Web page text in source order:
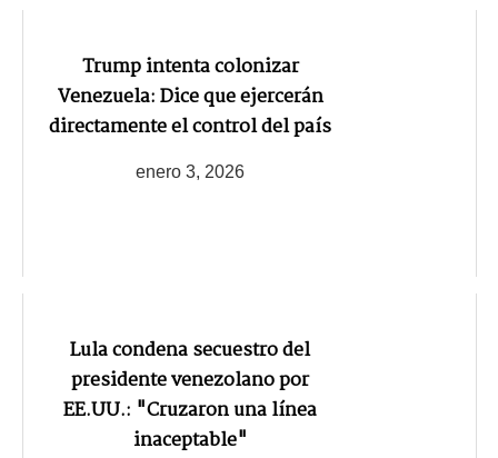
Trump intenta colonizar
Venezuela: Dice que ejercerán
directamente el control del país
enero 3, 2026
Lula condena secuestro del
presidente venezolano por
EE.UU.: "Cruzaron una línea
inaceptable"